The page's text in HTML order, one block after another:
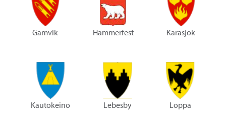
Gamvik Hammerfest Karasjok
Kautokeino Lebesby Loppa